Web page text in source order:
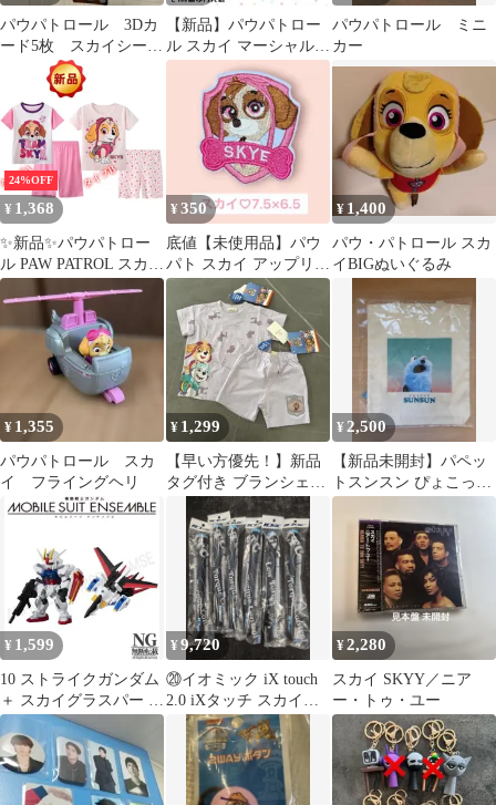
パウパトロール 3Dカ
ード5枚 スカイシー
ル ズーマカード
【新品】パウパトロー
ル スカイ マーシャル
ベルト 保冷剤 スケータ
ー お弁当
パウパトロール ミニ
カー
24%OFF
¥ 1,368
✨新品✨パウパトロー
ル PAW PATROL スカイ
キャラクター パジャマ
半袖パジャマ キッズパ
ジャマ 子供パジャマ 女
の子 キッズ 子供服 半
袖 上下セット ルームウ
ェア 部屋着 ピンク 紫
可愛い プレゼント 綿
100/110/120/130cm
¥350
底値【未使用品】パウ
パト スカイ アップリケ
ワッペン 刺繍 パウパト
ロール
¥ 1,400
パウ・パトロール スカ
イBIGぬいぐるみ
¥ 1,355
パウパトロール スカ
イ フライングヘリ
¥ 1,299
【早い方優先！】新品
タグ付き ブランシェス
パウ・パトロール セッ
ト 90
¥ 2,500
【新品未開封】パペッ
トスンスン ぴょこっと
トートバッグ
¥ 1,599
10 ストライクガンダム
＋ スカイグラスパー ＋
エールストライカー
¥9,720
⑳イオミック iX touch
2.0 iXタッチ スカイブ
ルー BL有り 6本
¥2,280
スカイ SKYY／ニア
ー・トゥ・ユー